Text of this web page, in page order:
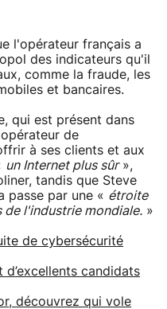
l'opérateur français a
des indicateurs qu'il
comme la fraude, les
et bancaires.
qui est présent dans
de
à ses clients et aux
un Internet plus sûr»,
tandis que Steve
passe par une « étroite
l'industrie mondiale. »
de cybersécurité
d’excellents candidats
découvrez qui vole